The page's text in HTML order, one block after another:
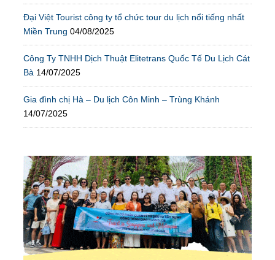
Đại Việt Tourist công ty tổ chức tour du lịch nổi tiếng nhất
Miền Trung 04/08/2025
Công Ty TNHH Dịch Thuật Elitetrans Quốc Tế Du Lịch Cát
Bà 14/07/2025
Gia đình chị Hà – Du lịch Côn Minh – Trùng Khánh
14/07/2025